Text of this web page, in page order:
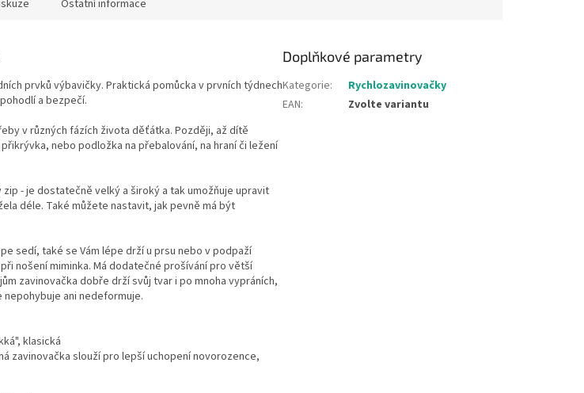
Ostatní informace
prvků výbavičky. Praktická pomůcka v prvních týdnech
a bezpečí.
v různých fázích života děťátka. Později, až dítě
nebo podložka na přebalování, na hraní či ležení
zip - je dostatečně velký a široký a tak umožňuje upravit
déle. Také můžete nastavit, jak pevně má být
sedí, také se Vám lépe drží u prsu nebo v podpaží
nošení miminka. Má dodatečné prošívání pro větší
zavinovačka dobře drží svůj tvar i po mnoha vypráních,
ani nedeformuje.
klasická
zavinovačka slouží pro lepší uchopení novorozence,
Doplňkové parametry
Kategorie:
Rychlozavinovačky
EAN: Zvolte variantu